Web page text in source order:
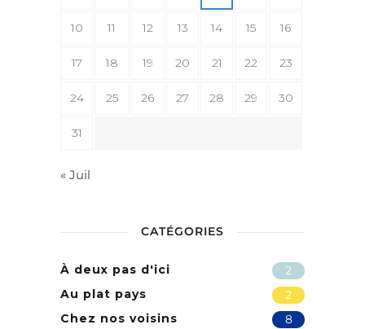
10 11 12 13 14 15 16
17 18 19 20 21 22 23
24 25 26 27 28 29 30
31
« Juil
CATÉGORIES
2
À deux pas d'ici
2
Au plat pays
8
Chez nos voisins